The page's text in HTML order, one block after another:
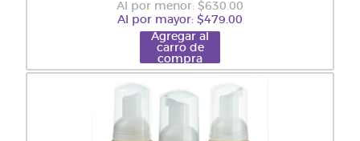
Al por menor: $630.00
Al por mayor: $479.00
Agregar al
carro de
compra